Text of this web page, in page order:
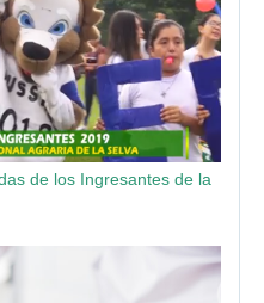
de los Ingresantes de la